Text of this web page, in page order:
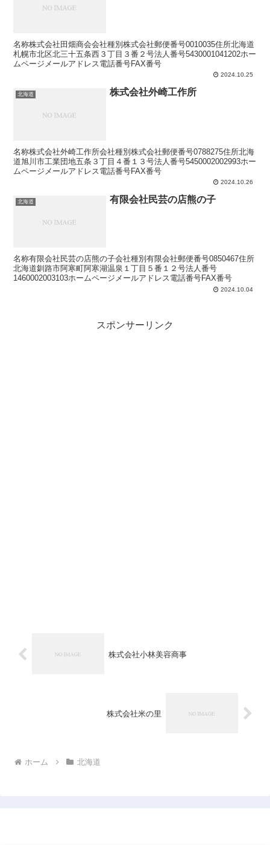
名称株式会社田畑商会会社種別株式会社郵便番号0010035住所北海道
札幌市北区北三十五条西３丁目３番２号法人番号5430001041202ホー
ムページメールアドレス電話番号FAX番号
2024.10.25
北海道 株式会社外崎工作所
名称株式会社外崎工作所会社種別株式会社郵便番号0788275住所北海
道旭川市工業団地五条３丁目４番１３号法人番号5450002002993ホー
ムページメールアドレス電話番号FAX番号
2024.10.26
北海道 有限会社民芸の店熊の子
名称有限会社民芸の店熊の子会社種別有限会社郵便番号0850467住所
北海道釧路市阿寒町阿寒湖温泉１丁目５番１２号法人番号
1460002003103ホームページメールアドレス電話番号FAX番号
2024.10.04
スポンサーリンク
株式会社小林美容商事
株式会社米の里
ホーム 北海道